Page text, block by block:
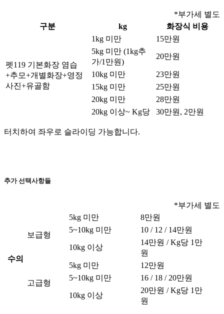
*부가세 별도
구분
kg 화장식 비용
펫119 기본화장 염습
+추모+개별화장+영정
사진+유골함
1kg 미만
15만원
5kg 미만 (1kg추
가/1만원)
20만원
10kg 미만
23만원
15kg 미만
25만원
20kg 미만
28만원
20kg 이상~ Kg당
30만원, 2만원
터치하여 좌우로 슬라이딩 가능합니다.
추가 선택사항들
*부가세 별도
수의
보급형
5kg 미만
8만원
5~10kg 미만
10 / 12 / 14만원
10kg 이상
14만원 / Kg당 1만
원
고급형
5kg 미만
12만원
5~10kg 미만
16 / 18 / 20만원
10kg 이상
20만원 / Kg당 1만
원